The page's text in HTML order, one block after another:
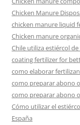
Chicken Manure
chicken manure liquid
Chicken manure
Chile utiliza estiércol
coating fertilizer for
como elaborar
como preparar abono
como preparar abono
Cómo utilizar el
España